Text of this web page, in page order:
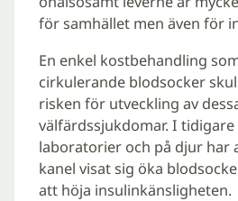
för samhället men även för
En enkel kostbehandling
cirkulerande blodsocker
risken för utveckling av
välfärdssjukdomar. I
laboratorier och på djur har
kanel visat sig öka
att höja insulinkänsligheten.